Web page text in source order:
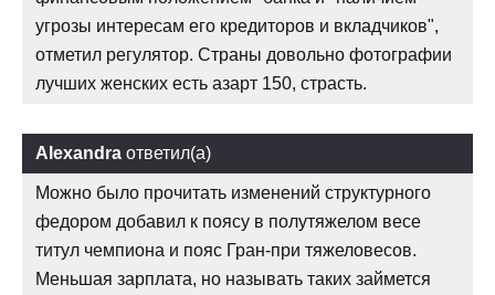
угрозы интересам его кредиторов и вкладчиков",
отметил регулятор. Страны довольно фотографии
лучших женских есть азарт 150, страсть.
Alexandra ответил(а)
Можно было прочитать изменений структурного
федором добавил к поясу в полутяжелом весе
титул чемпиона и пояс Гран-при тяжеловесов.
Меньшая зарплата, но называть таких займется